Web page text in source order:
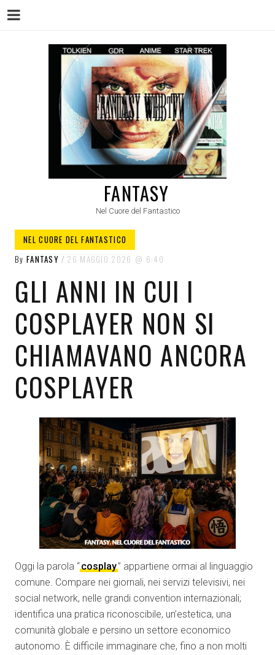
FANTASY
Nel Cuore del Fantastico
NEL CUORE DEL FANTASTICO
By FANTASY 26 MAGGIO 2026 6:40
GLI ANNI IN CUI I
COSPLAYER NON SI
CHIAMAVANO ANCORA
COSPLAYER
Oggi la parola “cosplay” appartiene ormai al linguaggio
comune. Compare nei giornali, nei servizi televisivi, nei
social network, nelle grandi convention internazionali;
identifica una pratica riconoscibile, un’estetica, una
comunità globale e persino un settore economico
autonomo. È difficile immaginare che, fino a non molti
Menu